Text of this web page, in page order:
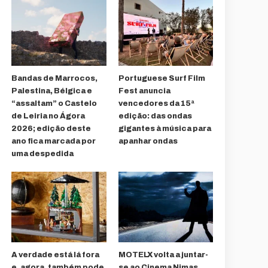
Bandas de Marrocos,
Palestina, Bélgica e
“assaltam” o Castelo
de Leiria no Ágora
2026; edição deste
ano fica marcada por
uma despedida
Portuguese Surf Film
Fest anuncia
vencedores da 15ª
edição: das ondas
gigantes à música para
apanhar ondas
A verdade está lá fora
MOTELX volta a juntar-